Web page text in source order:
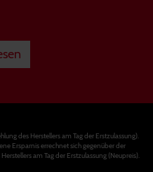
des Herstellers am Tag der Erstzulassung).
Ersparnis errechnet sich gegenüber der
am Tag der Erstzulassung (Neupreis).